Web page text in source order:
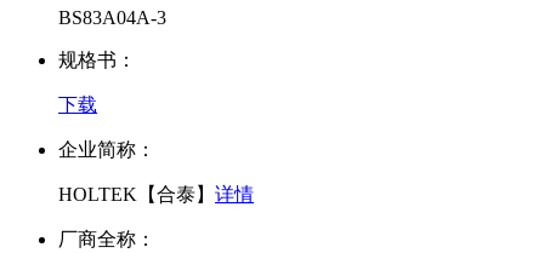
BS83A04A-3
规格书：
下载
企业简称：
HOLTEK【合泰】 详情
厂商全称：